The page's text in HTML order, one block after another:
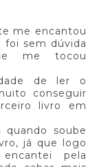
me encantou
foi sem dúvida
me tocou
de ler o
conseguir
livro em
soube
já que logo
pela